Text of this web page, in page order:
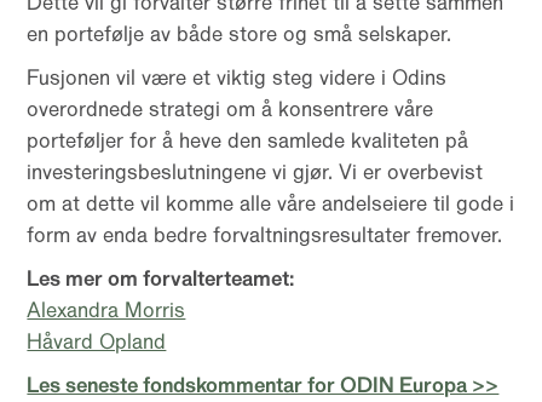
en portefølje av både store og små selskaper.
Fusjonen vil være et viktig steg videre i Odins
overordnede strategi om å konsentrere våre
porteføljer for å heve den samlede kvaliteten på
investeringsbeslutningene vi gjør. Vi er overbevist
om at dette vil komme alle våre andelseiere til gode i
form av enda bedre forvaltningsresultater fremover.
Les mer om forvalterteamet:
Alexandra Morris
Håvard Opland
Les seneste fondskommentar for ODIN Europa >>